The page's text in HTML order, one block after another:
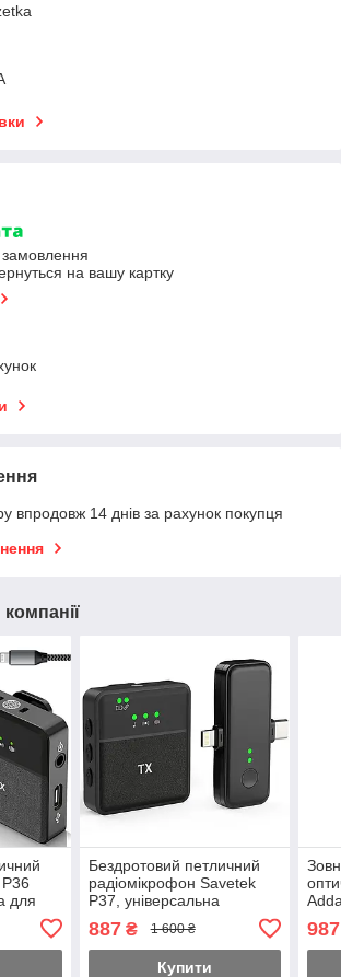
на вашу картку
впродовж 14 днів за рахунок покупця
для
Бездротовий петличний
радіомікрофон Savetek
P37, універсальна
Type-C роз'ємами, для
iPhone / Android
887₴ 1 600 ₴
Купити
987